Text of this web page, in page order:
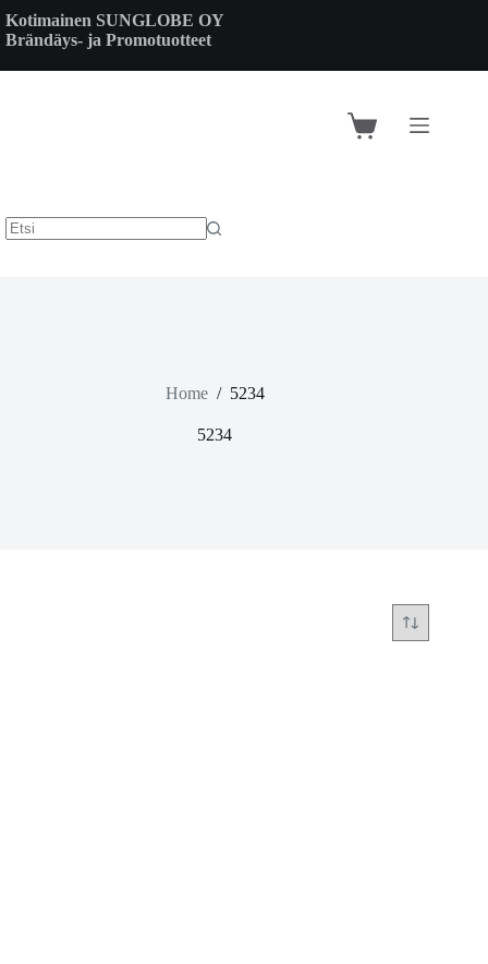
to
content
Kotimainen SUNGLOBE OY
Brändäys- ja Promotuotteet
Shopping
Home / 5234
5234